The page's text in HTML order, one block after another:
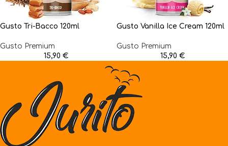
Gusto Tri-Bacco 120ml
Gusto Premium
15,90 €
Gusto Vanilla Ice Cream 120ml
Gusto Premium
15,90 €